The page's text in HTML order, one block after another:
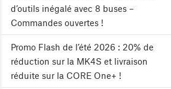
d’outils inégalé avec 8 buses –
Commandes ouvertes !
Promo Flash de l’été 2026 : 20% de
réduction sur la MK4S et livraison
réduite sur la CORE One+ !